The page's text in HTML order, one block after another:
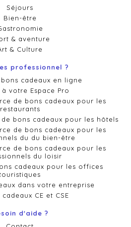
Séjours
Bien-être
& aventure
& Culture
professionnel ?
cadeaux en ligne
à votre Espace Pro
de bons cadeaux pour les
restaurants
bons cadeaux pour les hôtels
de bons cadeaux pour les
du du bien-être
de bons cadeaux pour les
du loisir
cadeaux pour les offices
dans votre entreprise
cadeaux CE et CSE
d'aide ?